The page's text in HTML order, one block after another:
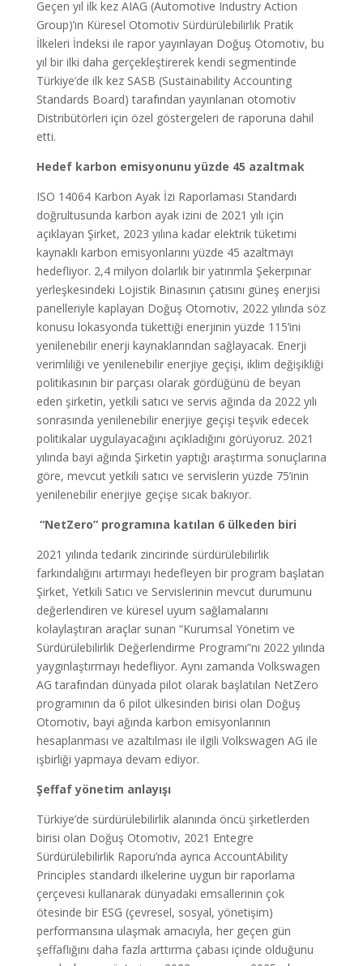
Geçen yıl ilk kez AIAG (Automotive Industry Action
Group)’ın Küresel Otomotiv Sürdürülebilirlik Pratik
İlkeleri İndeksi ile rapor yayınlayan Doğuş Otomotiv, bu
yıl bir ilki daha gerçekleştirerek kendi segmentinde
Türkiye’de ilk kez SASB (Sustainability Accounting
Standards Board) tarafından yayınlanan otomotiv
Distribütörleri için özel göstergeleri de raporuna dahil
etti.
Hedef karbon emisyonunu yüzde 45 azaltmak
ISO 14064 Karbon Ayak İzi Raporlaması Standardı
doğrultusunda karbon ayak izini de 2021 yılı için
açıklayan Şirket, 2023 yılına kadar elektrik tüketimi
kaynaklı karbon emisyonlarını yüzde 45 azaltmayı
hedefliyor. 2,4 milyon dolarlık bir yatırımla Şekerpınar
yerleşkesindeki Lojistik Binasının çatısını güneş enerjisi
panelleriyle kaplayan Doğuş Otomotiv, 2022 yılında söz
konusu lokasyonda tükettiği enerjinin yüzde 115’ini
yenilenebilir enerji kaynaklarından sağlayacak. Enerji
verimliliği ve yenilenebilir enerjiye geçişi, iklim değişikliği
politikasının bir parçası olarak gördüğünü de beyan
eden şirketin, yetkili satıcı ve servis ağında da 2022 yılı
sonrasında yenilenebilir enerjiye geçişi teşvik edecek
politikalar uygulayacağını açıkladığını görüyoruz. 2021
yılında bayi ağında Şirketin yaptığı araştırma sonuçlarına
göre, mevcut yetkili satıcı ve servislerin yüzde 75’inin
yenilenebilir enerjiye geçişe sıcak bakıyor.
“NetZero” programına katılan 6 ülkeden biri
2021 yılında tedarik zincirinde sürdürülebilirlik
farkındalığını artırmayı hedefleyen bir program başlatan
Şirket, Yetkili Satıcı ve Servislerinin mevcut durumunu
değerlendiren ve küresel uyum sağlamalarını
kolaylaştıran araçlar sunan “Kurumsal Yönetim ve
Sürdürülebilirlik Değerlendirme Programı”nı 2022 yılında
yaygınlaştırmayı hedefliyor. Aynı zamanda Volkswagen
AG tarafından dünyada pilot olarak başlatılan NetZero
programının da 6 pilot ülkesinden birisi olan Doğuş
Otomotiv, bayi ağında karbon emisyonlarının
hesaplanması ve azaltılması ile ilgili Volkswagen AG ile
işbirliği yapmaya devam ediyor.
Şeffaf yönetim anlayışı
Türkiye’de sürdürülebilirlik alanında öncü şirketlerden
birisi olan Doğuş Otomotiv, 2021 Entegre
Sürdürülebilirlik Raporu’nda ayrıca AccountAbility
Principles standardı ilkelerine uygun bir raporlama
çerçevesi kullanarak dünyadaki emsallerinin çok
ötesinde bir ESG (çevresel, sosyal, yönetişim)
performansına ulaşmak amacıyla, her geçen gün
şeffaflığını daha fazla arttırma çabası içinde olduğunu